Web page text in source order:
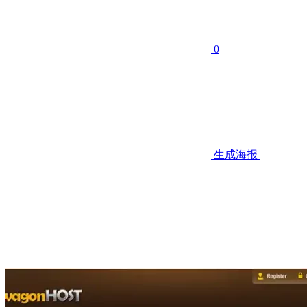
0
生成海报